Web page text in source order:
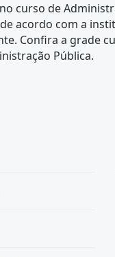
curso de
acordo com a
Confira a grade
Pública.